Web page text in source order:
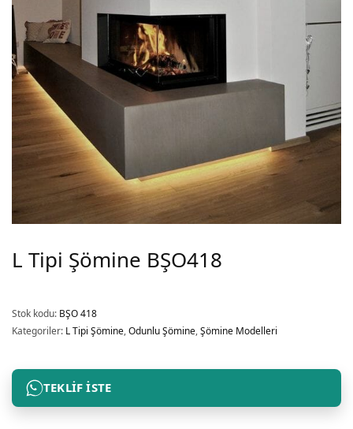
L Tipi Şömine BŞO418
Stok kodu: BŞO 418
Kategoriler: L Tipi Şömine,Odunlu Şömine,Şömine Modelleri
TEKLIF İSTE